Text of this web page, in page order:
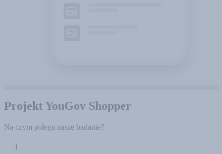
Projekt YouGov Shopper
Na czym polega nasze badanie?
1